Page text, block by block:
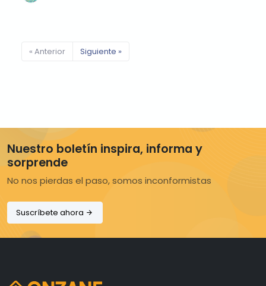
« Anterior Siguiente »
Nuestro boletín inspira, informa y
sorprende
No nos pierdas el paso, somos inconformistas
Suscríbete ahora